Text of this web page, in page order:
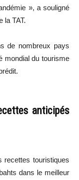
», a souligné
la TAT.
de nombreux pays
mondial du tourisme
anticipés
recettes touristiques
dans le meilleur